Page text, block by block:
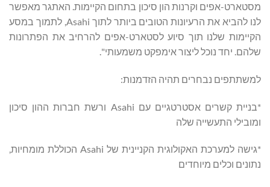
מסטארט-אפים וקרנות הון סיכון בתחום הקיימות. האתגר מאפשר
לנו להביא את הרעיונות הטובים ביותר לתוך Asahi, לתמוך במסע
הקיימות שלנו תוך סיוע לסטארט-אפים להרחיב את הפתרונות
שלהם. יחד נוכל ליצור אימפקט משמעותי".
למשתתפים נבחרים תהיה הזדמנות:
*בניית קשרים אסטרטגיים עם Asahi ורשת חברות ההון סיכון
ומובילי התעשייה שלה
*גישה למערכת האקולוגית הקניינית של Asahi הכוללת מומחיות,
נתונים וכלים מיוחדים